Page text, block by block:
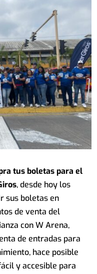
tus boletas para el
, desde hoy los
sus boletas en
de venta del
conW Arena,
de entradas para
hace posible
y accesible para